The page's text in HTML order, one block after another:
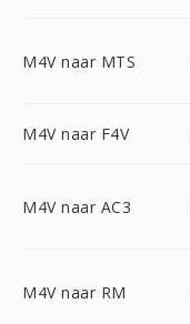
M4V naar MTS
M4V naar F4V
M4V naar AC3
M4V naar RM